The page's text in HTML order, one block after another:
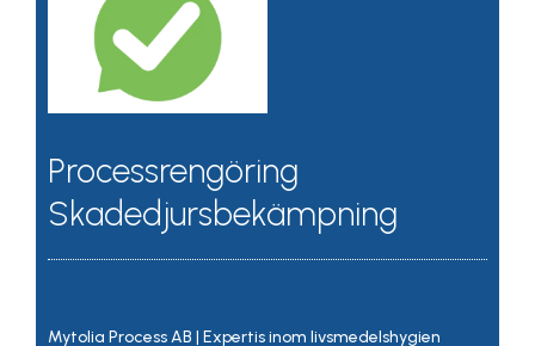
Processrengöring
Skadedjursbekämpning
Mytolia Process AB | Expertis inom livsmedelshygien